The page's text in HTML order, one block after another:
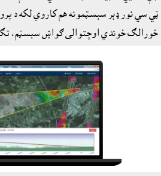
ټي سي نور ډېر سېسټمونه هم کاروي لکه د
خورالګ خوندي اوچتوالى ګواښ سېسټم، تګ